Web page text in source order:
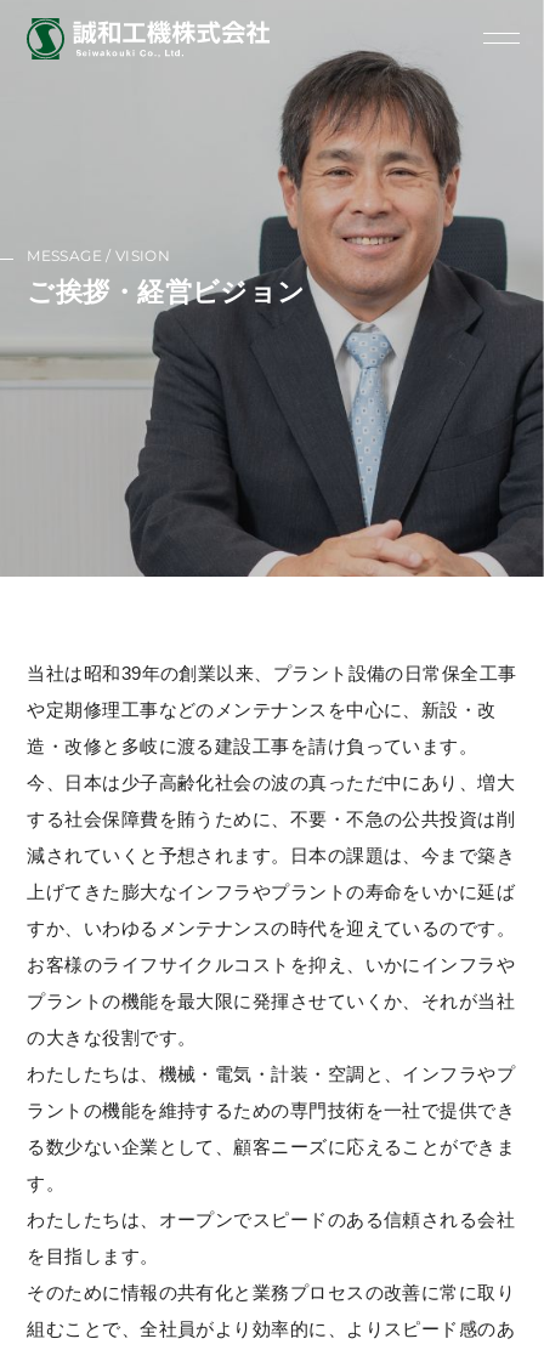
MESSAGE / VISION
ご挨拶・経営ビジョン
当社は昭和39年の創業以来、プラント設備の日常保全工事
や定期修理工事などのメンテナンスを中心に、新設・改
造・改修と多岐に渡る建設工事を請け負っています。
今、日本は少子高齢化社会の波の真っただ中にあり、増大
する社会保障費を賄うために、不要・不急の公共投資は削
減されていくと予想されます。日本の課題は、今まで築き
上げてきた膨大なインフラやプラントの寿命をいかに延ば
すか、いわゆるメンテナンスの時代を迎えているのです。
お客様のライフサイクルコストを抑え、いかにインフラや
プラントの機能を最大限に発揮させていくか、それが当社
の大きな役割です。
わたしたちは、機械・電気・計装・空調と、インフラやプ
ラントの機能を維持するための専門技術を一社で提供でき
る数少ない企業として、顧客ニーズに応えることができま
す。
わたしたちは、オープンでスピードのある信頼される会社
を目指します。
そのために情報の共有化と業務プロセスの改善に常に取り
組むことで、全社員がより効率的に、よりスピード感のあ